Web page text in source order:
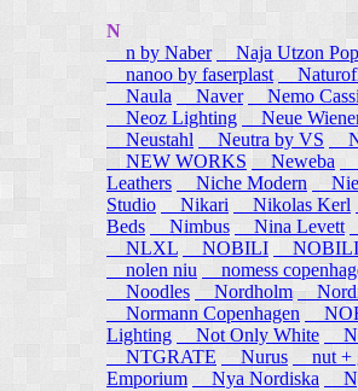
N
n by Naber
Naja Utzon
nanoo by faserplast
Naula
Naver Nemo
Neoz Lighting
Neue
Neustahl
Neutra by VS
NEW WORKS
Neweba
Leathers
Niche Modern
Studio
Nikari Nikolas Kerl
Beds
Nimbus Nina Levett
NLXL
NOBILI
nolen niu
nomess
Noodles
Nordholm
Normann Copenhagen
Lighting
Not Only White
NTGRATE
Nurus nut +
Emporium
Nya Nordiska